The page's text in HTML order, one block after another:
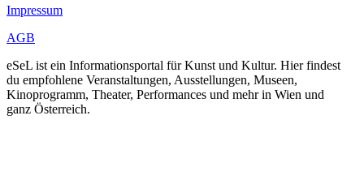
Impressum
AGB
eSeL ist ein Informationsportal für Kunst und Kultur. Hier findest
du empfohlene Veranstaltungen, Ausstellungen, Museen,
Kinoprogramm, Theater, Performances und mehr in Wien und
ganz Österreich.